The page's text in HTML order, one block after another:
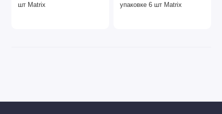
шт Matrix
упаковке 6 шт Matrix